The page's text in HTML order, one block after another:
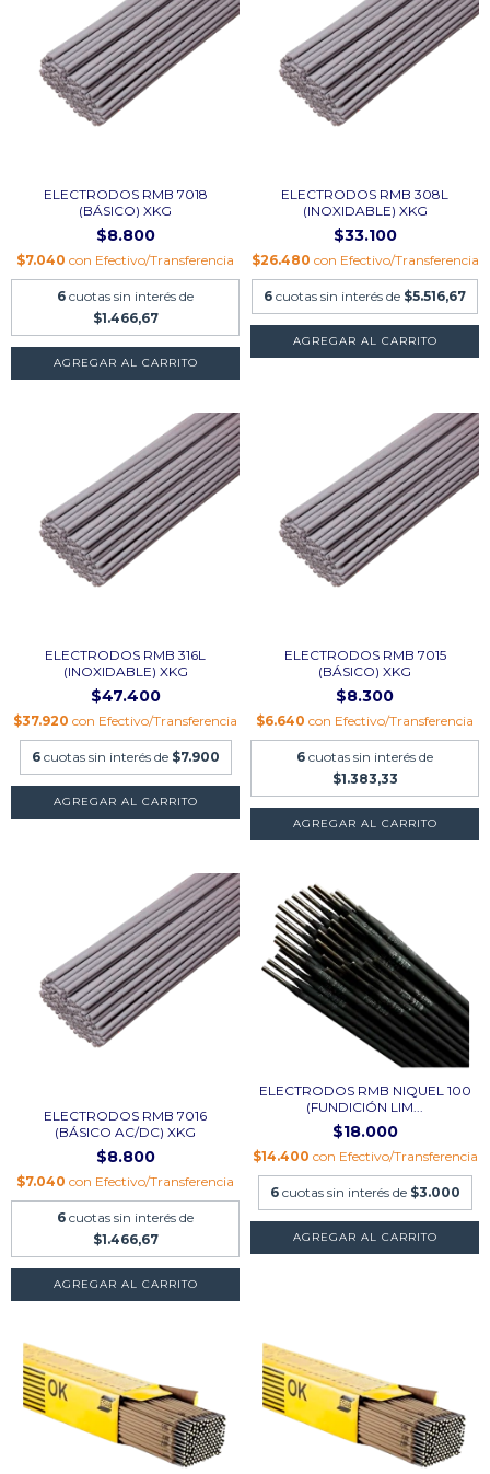
ELECTRODOS RMB 7018
(BÁSICO) XKG
$8.800
$7.040 con Efectivo/Transferencia
6 cuotas sin interés de
$1.466,67
AGREGAR AL CARRITO
ELECTRODOS RMB 308L
(INOXIDABLE) XKG
$33.100
$26.480 con Efectivo/Transferencia
6 cuotas sin interés de $5.516,67
AGREGAR AL CARRITO
ELECTRODOS RMB 316L
(INOXIDABLE) XKG
$47.400
$37.920 con Efectivo/Transferencia
6 cuotas sin interés de $7.900
AGREGAR AL CARRITO
ELECTRODOS RMB 7015
(BÁSICO) XKG
$8.300
$6.640 con Efectivo/Transferencia
6 cuotas sin interés de
$1.383,33
AGREGAR AL CARRITO
ELECTRODOS RMB 7016
(BÁSICO AC/DC) XKG
$8.800
$7.040 con Efectivo/Transferencia
6 cuotas sin interés de
$1.466,67
AGREGAR AL CARRITO
ELECTRODOS RMB NIQUEL 100
(FUNDICIÓN LIM...
$18.000
$14.400 con Efectivo/Transferencia
6 cuotas sin interés de $3.000
AGREGAR AL CARRITO